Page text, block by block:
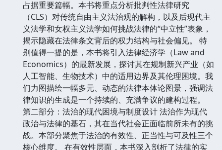
占据重要篇幅。本书将重点分析批判性法律研究
（CLS）对传统自由主义法治观的解构，以及后现代主
义法学和女权主义法学如何挑战法律的“中立性”表象，
揭示隐藏在法律条文背后的权力结构与社会偏见。 特
别值得一提的是，本书将引入法律经济学（Law and
Economics）的最新发展，探讨其在规制新兴产业（如
人工智能、生物技术）中的适用边界及其伦理困境。我
们力图描绘一幅多元、动态的法律本体论图景，强调法
律知识的生成是一个持续的、充满争议的建构过程。
第二部分：法治的现代困境与制度设计 法治作为现代
政治与法律的基石，其在当代社会正面临前所未有的挑
战。本部分聚焦于法治的有效性、正当性与可及性三个
核心维度。 在有效性层面，本书深入剖析了法律的实